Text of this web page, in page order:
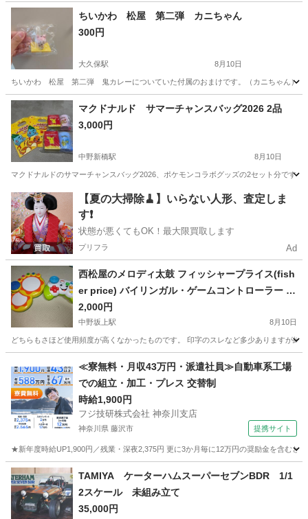
東京 新宿区 大久保駅 フィギュア ラッコ
ちいかわ 松屋 第二弾 カニちゃん
300円
大久保駅 8月10日
ちいかわ 松屋 第二弾 鬼カレーについていた付属のおまけです。（カニちゃん）ち
東京 新宿区 大久保駅 フィギュア
マクドナルド サマーチャンスバッグ2026 2品
3,000円
中野新橋駅 8月10日
マクドナルドのサマーチャンスバッグ2026、ポケモンコラボグッズの2セット分です
東京 中野区 中野新橋駅 おもちゃ
【夏の大掃除🧹】いらない人形、査定しま
す❗️
状態が悪くてもOK！最大限買取します
プリフラ Ad
西松屋のメロディ太鼓 フィッシャープライス(fish
er price) バイリンガル・ゲームコントローラー 赤
ちゃん おもちゃ 知育・学習玩具
2,000円
中野坂上駅 8月10日
どちらもさほど使用頻度が高くなかったものです。 印字のスレなど多少ありますが綺
中野坂上駅 おもちゃ バイリンガル
≪寮無料・月収43万円・派遣社員≫自動車系工場
での組立・加工・プレス 交替制
時給1,900円
フジ技研株式会社 神奈川支店
神奈川県 藤沢市 提携サイト
★新年度時給UP1,900円／残業・深夜2,375円 更に3か月毎に12万円の奨励金を含む
神奈川 藤沢市 TAMIYA ケーターハムスーパーセブンBDR 1/1
2スケール 未組み立て
35,000円